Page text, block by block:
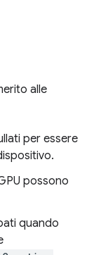
alle
per essere
possono
quando